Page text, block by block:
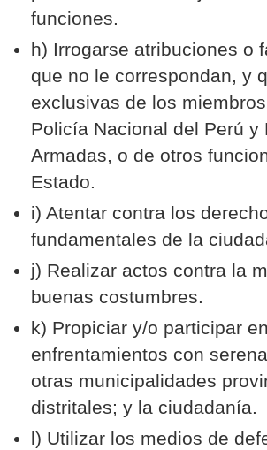
funciones.
h) Irrogarse atribuciones o
que no le correspondan, y
exclusivas de los
Policía Nacional del Perú y
Armadas, o de otros
Estado.
i) Atentar contra los
fundamentales de la
j) Realizar actos contra la
buenas costumbres.
k) Propiciar y/o participar en
enfrentamientos con
otras municipalidades
distritales; y la ciudadanía.
l) Utilizar los medios de